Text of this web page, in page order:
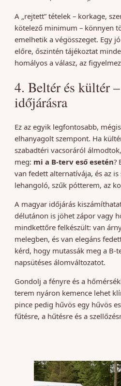
A „rejtett” tételek – korkage,
kötelező minimum – könnyen
emelhetik a végösszeget. Egy
előre, őszintén tájékoztat
homályos a válasz, az
4. Beltér és kültér
időjárásra
Ez az egyik legfontosabb,
elhanyagolt szempont. Ha
szabadtéri vacsoráról
meg: mi a B-terv eső esetén?
van fedett alternatívája, és az
lehangoló, szűk pótterem, az
A magyar időjárás
délutánon is jöhet zápor vagy
mindkettőre felkészült: van
melegben, és van elegáns
kérd, hogy mutassák meg a B-
napsütéses álomváltozatot.
Gondolj a fényre és a
terem nyáron kemence lehet
pince pedig hűvös egy hűvös
fűtésre, a hűtésre és a